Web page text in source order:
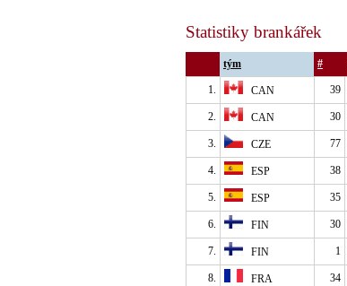
Statistiky brankářek
tým #
1. CAN 39
2. CAN 30
3. CZE 77
4. ESP 38
5. ESP 35
6. FIN 30
7. FIN 1
8. FRA 34